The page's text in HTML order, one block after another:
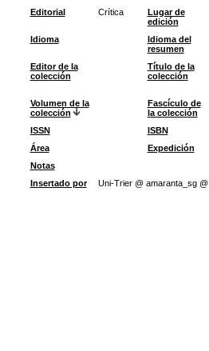
Editorial
Crítica
Lugar de
edición
Idioma
Idioma del
resumen
Editor de la
colección
Título de la
colección
Volumen de la
colección
Fascículo de
la colección
ISSN
ISBN
Área
Expedición
Notas
Insertado por
Uni-Trier @ amaranta_sg @